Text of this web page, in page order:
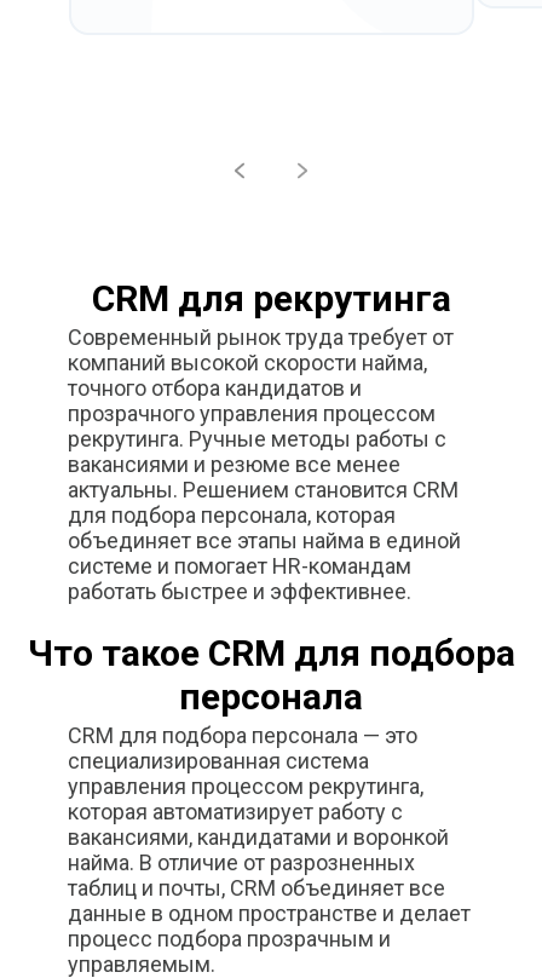
CRM для рекрутинга
Современный рынок труда требует от
компаний высокой скорости найма,
точного отбора кандидатов и
прозрачного управления процессом
рекрутинга. Ручные методы работы с
вакансиями и резюме все менее
актуальны. Решением становится CRM
для подбора персонала, которая
объединяет все этапы найма в единой
системе и помогает HR-командам
работать быстрее и эффективнее.
Что такое CRM для подбора
персонала
CRM для подбора персонала — это
специализированная система
управления процессом рекрутинга,
которая автоматизирует работу с
вакансиями, кандидатами и воронкой
найма. В отличие от разрозненных
таблиц и почты, CRM объединяет все
данные в одном пространстве и делает
процесс подбора прозрачным и
управляемым.